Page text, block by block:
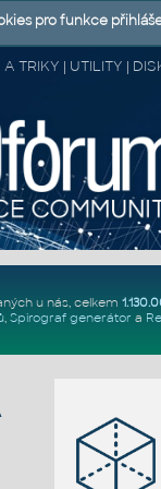
TRIKY | UTILITY |
u nás, celkem
, Spirograf generátor a
pro funkce